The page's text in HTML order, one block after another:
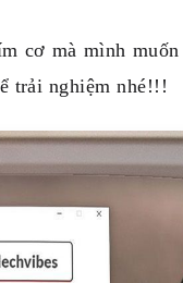
cơ mà mình
trải nghiệm nhé!!!